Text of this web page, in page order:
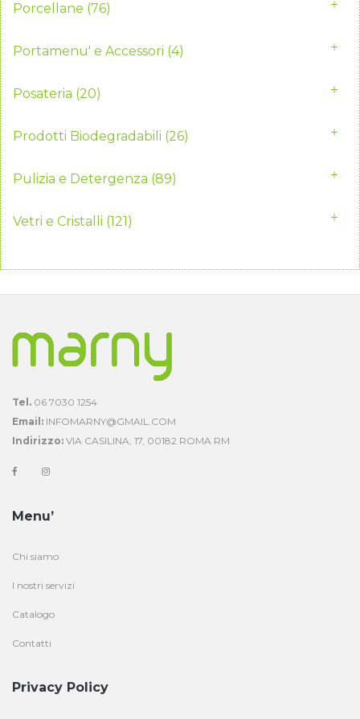
Porcellane (76)
Portamenu' e Accessori (4)
Posateria (20)
Prodotti Biodegradabili (26)
Pulizia e Detergenza (89)
Vetri e Cristalli (121)
Tel. 06 7030 1254
Email: INFOMARNY@GMAIL.COM
Indirizzo: VIA CASILINA, 17, 00182 ROMA RM
Menu’
Chi siamo
I nostri servizi
Catalogo
Contatti
Privacy Policy